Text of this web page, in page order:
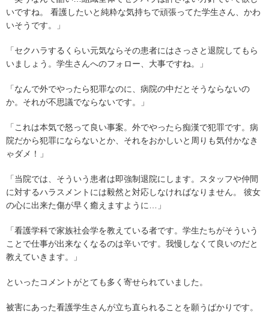
いですね。 看護したいと純粋な気持ちで頑張ってた学生さん、かわ
いそうです。」
「セクハラするくらい元気ならその患者にはさっさと退院してもら
いましょう。学生さんへのフォロー、大事ですね。」
「なんで外でやったら犯罪なのに、病院の中だとそうならないの
か。それが不思議でならないです。」
「これは本気で怒って良い事案。外でやったら痴漢で犯罪です。病
院だから犯罪にならないとか、それをおかしいと周りも気付かなき
ゃダメ！」
「当院では、そういう患者は即強制退院にします。スタッフや仲間
に対するハラスメントには毅然と対応しなければなりません。 彼女
の心に出来た傷が早く癒えますように…」
「看護学科で家族社会学を教えている者です。学生たちがそういう
ことで仕事が出来なくなるのは辛いです。我慢しなくて良いのだと
教えていきます。」
といったコメントがとても多く寄せられていました。
被害にあった看護学生さんが立ち直られることを願うばかりです。